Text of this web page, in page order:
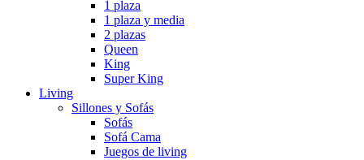
1 plaza
1 plaza y media
2 plazas
Queen
King
Super King
Living
Sillones y Sofás
Sofás
Sofá Cama
Juegos de living